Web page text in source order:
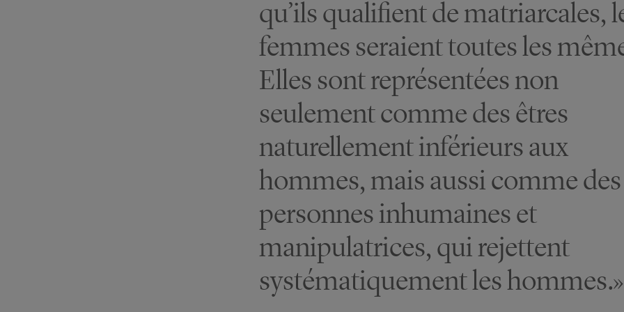
qu’ils qualifient de matriarcales,
femmes seraient toutes les
Elles sont représentées non
seulement comme des êtres
naturellement inférieurs aux
hommes, mais aussi comme des
personnes inhumaines et
manipulatrices, qui rejettent
systématiquement les hommes.»